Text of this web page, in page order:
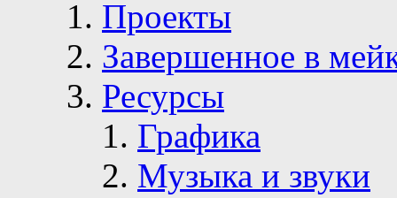
Проекты
Завершенное в
Ресурсы
Графика
Музыка и звуки